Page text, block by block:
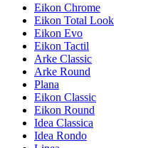
Eikon Chrome
Eikon Total Look
Eikon Evo
Eikon Tactil
Arke Classic
Arke Round
Plana
Eikon Classic
Eikon Round
Idea Classica
Idea Rondo